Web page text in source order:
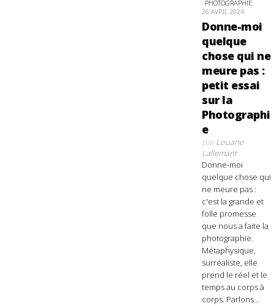
PHOTOGRAPHIE
26 AVRIL 2024
Donne-moi
quelque
chose qui ne
meure pas :
petit essai
sur la
Photographi
e
parLouane
Lallemant
Donne-moi
quelque chose qui
ne meure pas :
c'est la grande et
folle promesse
que nous a faite la
photographie.
Métaphysique,
surréaliste, elle
prend le réel et le
temps au corps à
corps. Parlons...